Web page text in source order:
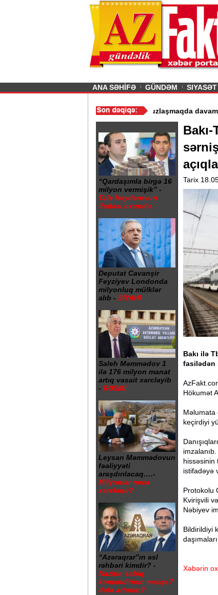
Previous
ANA SƏHİFƏ GÜNDƏM SIYASƏT
dayandırıldı - Video/ Azərbaycan nefti
“Qardaşımla birgə 16
milyon vermişik” -
Tale Heydərovun
ifadəsi oxundu
Deputat Cavanşir
Feyziyev Londonda
milyonluq mülklər
alıb - SİYAHI
Saleh Məmmədov 1
ilə 176 milyon manat
artıq vəsait xərcləyib
- RƏSMİ
Leysan Məmmədovun
fəaliyyəti
araşdırılacaq….-
Milyonlar necə
xərclənir?
“Azəraqrar”ın əsl
rəhbəri kimdir? -
Nazirin sabiq
komandirinin maaşı 7
dəfə artırılıb?
Tarix
Bakı ilə
fasilədən
Hökumət
Məlumata
keçirdiyi
hissəsinin
istifadəyə
Protokolu
Kvirişvili
Nəbiyev
Bildirildiyi
Xəbərin